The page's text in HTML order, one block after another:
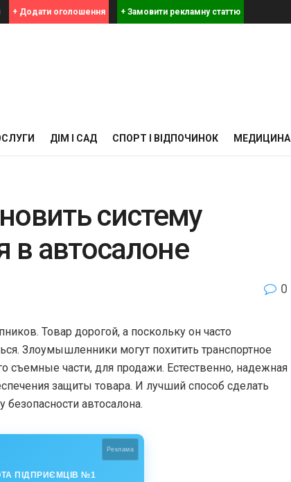
+ Додати оголошення + Замовити рекламну статтю
ДІМ І САД СПОРТ І ВІДПОЧИНОК МЕДИЦИНА
систему
автосалоне
0
Товар дорогой, а поскольку он часто
Злоумышленники могут похитить транспортное
части, для продажи. Естественно, надежная
защиты товара. И лучший способ сделать
автосалона.
Реклама
ПІДПРИЄМЦІВ №1